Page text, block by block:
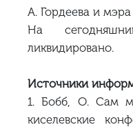
А. Гордеева и
На
ликвидировано.
Источники
1. Бобб, О. Сам
киселевские